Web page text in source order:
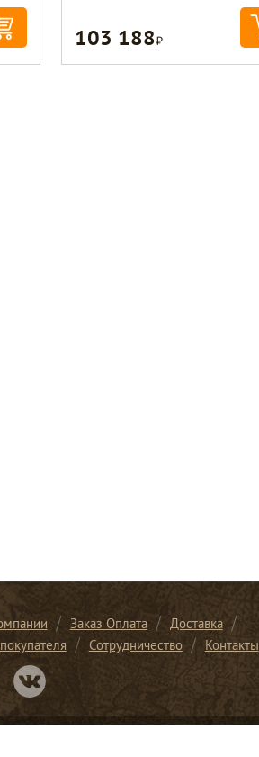
103 188Р
Заказ Оплата
Доставка
Сотрудничество
Контакты
Перейти в нашу группу Вконтакте